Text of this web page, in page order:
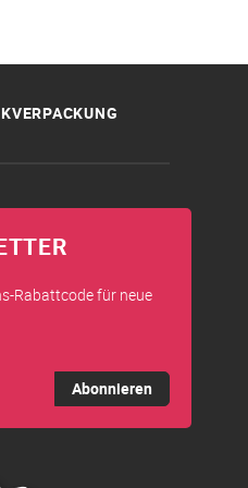
Rabattcode für neue
Abonnieren